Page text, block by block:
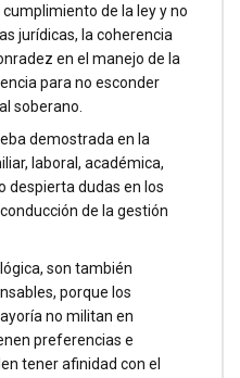
de la ley y no
jurídicas, la coherencia
en el manejo de la
para no esconder
soberano.
demostrada en la
laboral, académica,
despierta dudas en los
de la gestión
son también
porque los
no militan en
preferencias e
tener afinidad con el